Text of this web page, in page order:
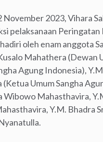
November 2023, Vihara
pelaksanaan
oleh enam anggota
Mahathera (Dewan
Agung Indonesia),
Umum Sangha
Wibowo Mahasthavira,
Y.M. Bhadra